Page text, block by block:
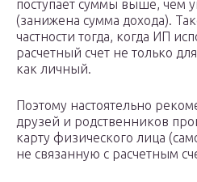
поступает суммы выше, чем
(занижена сумма дохода).
частности тогда, когда ИП
расчетный счет не только
как личный.
Поэтому настоятельно
друзей и родственников
карту физического лица
не связанную с расчетным